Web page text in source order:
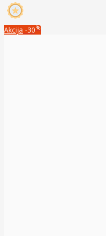
Akcija -30%